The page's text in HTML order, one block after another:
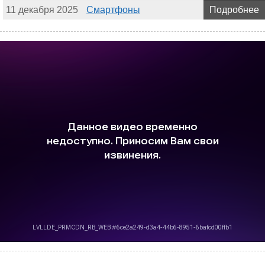
11 декабря 2025 Смартфоны Подробнее